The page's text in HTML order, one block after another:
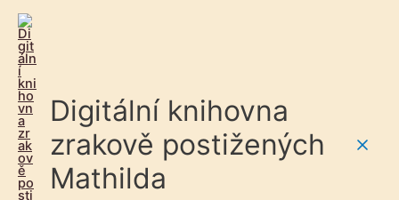
Digitální knihovna
zrakově postižených
Mathilda